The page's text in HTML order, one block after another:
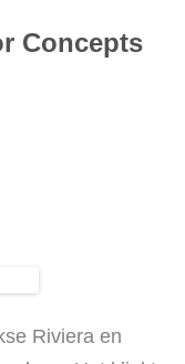
Concepts
Riviera en